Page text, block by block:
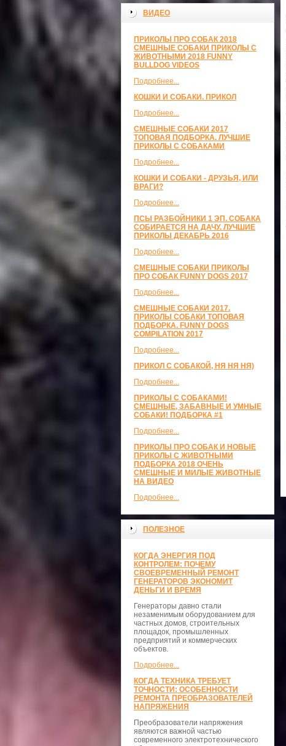
ВИДЕО
ПРИКОЛЫ ПРО СОБАК 2018
СМЕШНЫЕ СОБАКИ ПРИКОЛЫ С
ЖИВОТНЫМИ 2018 FUNNY
BULLDOG VIDEOS
Подробнее...
КОШКИ И СОБАКИ. ПРИКОЛ
Подробнее...
СМЕШНЫЕ СОБАКИ 2017
ТОПОВАЯ ПОДБОРКА. ЛУЧШИЕ
ПРИКОЛЫ С СОБАКАМИ
Подробнее...
КОШКИ И СОБАКИ - ДРУЗЬЯ, ИЛИ
ВРАГИ?
Подробнее...
ПСЫ РАЗБОЙНИКИ 1 ЭП. СОБАКА
СОБИРАЕТСЯ НА ДАЧУ. ЛУЧШИЕ
ПРИКОЛЫ ДЕКАБРЬ 2016
Подробнее...
СМЕШНЫЕ СОБАКИ ПРИКОЛЫ
ПРО СОБАК FUNNY DOGS 2017
Подробнее...
СМЕШНЫЕ СОБАКИ 2017.
ПРИКОЛЫ СОБАКИ ТОПОВАЯ
ПОДБОРКА. FUNNY DOGS
COMPILATION 2017
Подробнее...
ПРИКОЛ С СОБАКОЙ, НЯ НЯ НЯ)
Подробнее...
ПРИКОЛЫ С СОБАКАМИ!
СМЕШНЫЕ, ЗАБАВНЫЕ И УМНЫЕ
СОБАКИ! ПОДБОРКА #1
Подробнее...
ПРИКОЛЫ ПРО СОБАК И НОВЫЕ
ПРИКОЛЫ С ЖИВОТНЫМИ
ПОДБОРКА 2018 ОЧЕНЬ
СМЕШНЫЕ И МИЛЫЕ ЖИВОТНЫЕ
НА ВИДЕО
Подробнее...
ПОЛЕЗНОЕ
КОГДА ЭНЕРГИЯ ПОД
КОНТРОЛЕМ: ПОЧЕМУ
СВОЕВРЕМЕННЫЙ РЕМОНТ
ГЕНЕРАТОРОВ ЭКОНОМИТ
ДЕНЬГИ И ВРЕМЯ
Генераторы давно стали
незаменимым оборудованием для
частных домов, строительных
площадок, промышленных
предприятий и коммерческих
объектов.
Подробнее...
КОГДА ТЕХНИКА ТРЕБУЕТ
ТОЧНОСТИ: ОСОБЕННОСТИ
РЕМОНТА ПРЕОБРАЗОВАТЕЛЕЙ
НАПРЯЖЕНИЯ
Преобразователи напряжения
являются важной частью
современного электротехнического